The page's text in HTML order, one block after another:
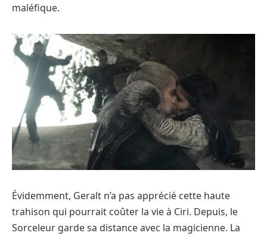
maléfique.
Évidemment, Geralt n’a pas apprécié cette haute
trahison qui pourrait coûter la vie à Ciri. Depuis, le
Sorceleur garde sa distance avec la magicienne. La